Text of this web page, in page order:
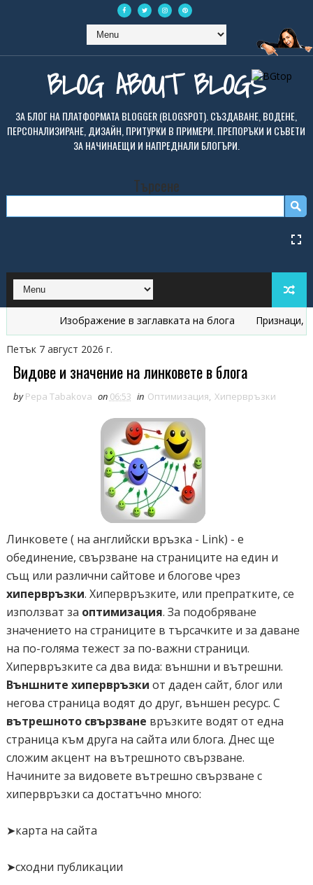
BLOG ABOUT BLOGS
ЗА БЛОГ НА ПЛАТФОРМАТА BLOGGER (BLOGSPOT). СЪЗДАВАНЕ, ВОДЕНЕ,
ПЕРСОНАЛИЗИРАНЕ, ДИЗАЙН, ПРИТУРКИ В ПРИМЕРИ. ПРЕПОРЪКИ И СЪВЕТИ
ЗА НАЧИНАЕЩИ И НАПРЕДНАЛИ БЛОГЪРИ.
Търсене
Изображение в заглавката на блога Признаци, че
Петък 7 август 2026 г.
Видове и значение на линковете в блога
by Pepa Tabakova on 06:53 in Оптимизация, Хипервръзки
Линковете ( на английски връзка - Link) - е
обединение, свързване на страниците на един и
същ или различни сайтове и блогове чрез
хипервръзки. Хипервръзките, или препратките, се
използват за оптимизация. За подобряване
значението на страниците в търсачките и за даване
на по-голяма тежест за по-важни страници.
Хипервръзките са два вида: външни и вътрешни.
Външните хипервръзки от даден сайт, блог или
негова страница водят до друг, външен ресурс. С
вътрешното свързване връзките водят от една
страница към друга на сайта или блога. Днес ще
сложим акцент на вътрешното свързване.
Начините за видовете вътрешно свързване с
хипервръзки са достатъчно много:
➤карта на сайта
➤сходни публикации